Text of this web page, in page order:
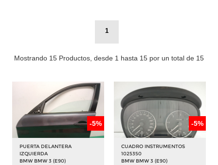
1
Mostrando 15 Productos, desde 1 hasta 15 por un total de 15
-5%
PUERTA DELANTERA
IZQUIERDA
BMW BMW 3 (E90)
-5%
CUADRO INSTRUMENTOS
1025350
BMW BMW 3 (E90)